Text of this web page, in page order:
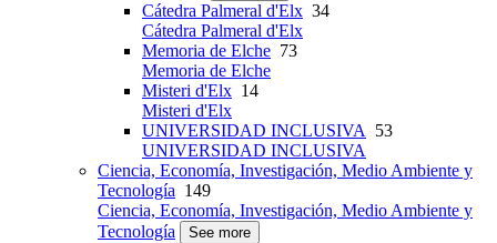
Cátedra Palmeral d'Elx 34
Cátedra Palmeral d'Elx
Memoria de Elche 73
Memoria de Elche
Misteri d'Elx 14
Misteri d'Elx
UNIVERSIDAD INCLUSIVA 53
UNIVERSIDAD INCLUSIVA
Ciencia, Economía, Investigación, Medio Ambiente y
Tecnología 149
Ciencia, Economía, Investigación, Medio Ambiente y
Tecnología
See more